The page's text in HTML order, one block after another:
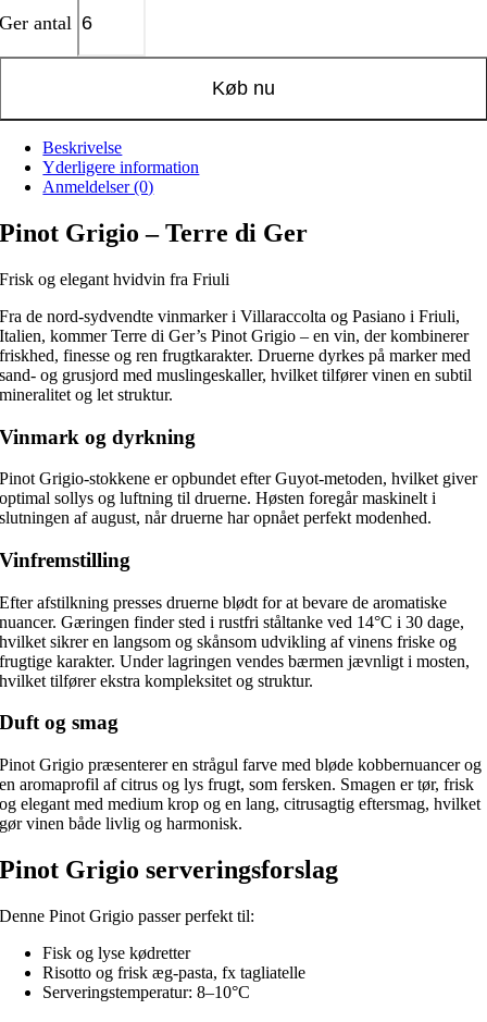
Ger antal
Køb nu
Beskrivelse
Yderligere information
Anmeldelser (0)
Pinot Grigio – Terre di Ger
Frisk og elegant hvidvin fra Friuli
Fra de nord-sydvendte vinmarker i Villaraccolta og Pasiano i Friuli,
Italien, kommer Terre di Ger’s Pinot Grigio – en vin, der kombinerer
friskhed, finesse og ren frugtkarakter. Druerne dyrkes på marker med
sand- og grusjord med muslingeskaller, hvilket tilfører vinen en subtil
mineralitet og let struktur.
Vinmark og dyrkning
Pinot Grigio-stokkene er opbundet efter Guyot-metoden, hvilket giver
optimal sollys og luftning til druerne. Høsten foregår maskinelt i
slutningen af august, når druerne har opnået perfekt modenhed.
Vinfremstilling
Efter afstilkning presses druerne blødt for at bevare de aromatiske
nuancer. Gæringen finder sted i rustfri ståltanke ved 14°C i 30 dage,
hvilket sikrer en langsom og skånsom udvikling af vinens friske og
frugtige karakter. Under lagringen vendes bærmen jævnligt i mosten,
hvilket tilfører ekstra kompleksitet og struktur.
Duft og smag
Pinot Grigio præsenterer en strågul farve med bløde kobbernuancer og
en aromaprofil af citrus og lys frugt, som fersken. Smagen er tør, frisk
og elegant med medium krop og en lang, citrusagtig eftersmag, hvilket
gør vinen både livlig og harmonisk.
Pinot Grigio serveringsforslag
Denne Pinot Grigio passer perfekt til:
Fisk og lyse kødretter
Risotto og frisk æg-pasta, fx tagliatelle
Serveringstemperatur: 8–10°C